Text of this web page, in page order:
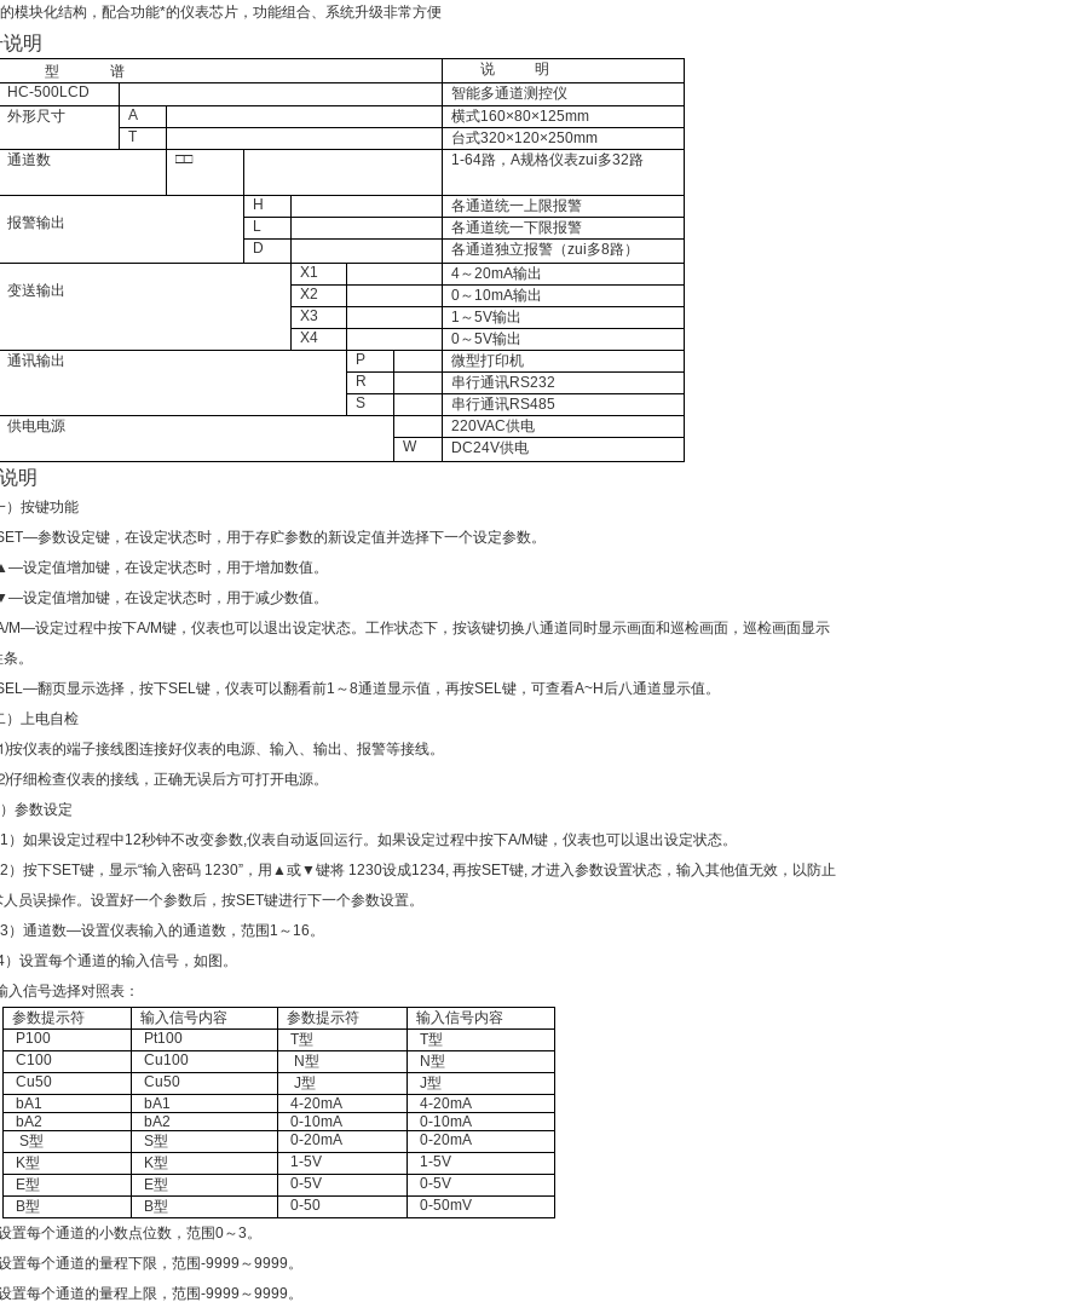
模块化结构，配合功能*的仪表芯片，功能组合、系统升级非常方便
明
型 谱 说
明
HC-500LCD
智能多通道测控仪
外形尺寸
A 横式160×80×125mm
T
台式320×120×250mm
通道数
□□ 1-64路， A规格仪表zui多32路
报警输出
H
各通道统一上限报警
L
各通道统一下限报警
D
各通道独立报警（zui多8路）
变送输出
X1 4～20mA输出
X2
0～10mA输出
X3
1 ～5V输出
X4
0～5V输出
通讯输出
P
微型打印机
R
串行通讯RS232
S
串行通讯RS485
供电电源
220VAC供电
W
DC24V供电
明
）按键功能
参数设定键，在设定状态时，用于存贮参数的新设定值并选择下一个设定参数。
—设定值增加键，在设定状态时，用于增加数值。
设定值增加键，在设定状态时，用于减少数值。
M—设定过程中按下A/M键，仪表也可以退出设定状态。工作状态下，按该键切换八通道同时显示画面和巡检画面，巡检画面显示
。
翻页显示选择，按下SEL键，仪表可以翻看前1～8通道显示值，再按SEL键，可查看A~H后八通道显示值。
）上电自检
仪表的端子接线图连接好仪表的电源、输入、输出、报警等接线。
细检查仪表的接线，正确无误后方可打开电源。
参数设定
）如果设定过程中12秒钟不改变参数,仪表自动返回运行。如果设定过程中按下A/M键，仪表也可以退出设定状态。
）按下SET键，显示“输入密码 1230”，用▲或▼键将 1230设成1234, 再按SET键, 才进入参数设置状态，输入其他值无效，以防止
员误操作。设置好一个参数后，按SET键进行下一个参数设置。
）通道数—设置仪表输入的通道数，范围1～16。
置每个通道的输入信号，如图。
入信号选择对照表：
参数提示符 输入信号内容 参数提示符
输入信号内容
P100
Pt100 T型 T型
C100
Cu100 N型 N型
Cu50
Cu50 J型 J型
bA1
bA1 4-20mA
4-20mA
bA2
bA2 0-10mA
0-10mA
S型 S型 0-20mA
0-20mA
K型 K型 1-5V
1-5V
E型 E型 0-5V
0-5V
B型 B型 0-50
0-50mV
置每个通道的小数点位数，范围0～3。
置每个通道的量程下限，范围-9999～9999。
置每个通道的量程上限，范围-9999～9999。